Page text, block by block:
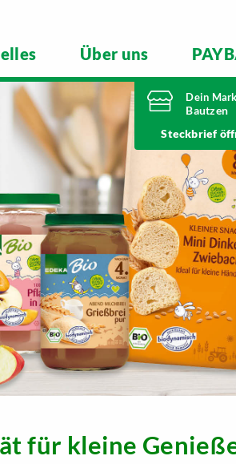
Über uns
Dein
Bautzen
Heute bis
03591
Niederkainaer
02625
Markt
Steckbrief
für kleine